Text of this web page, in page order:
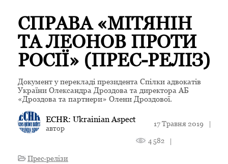
СПРАВА «МІТЯНІН
ТА ЛЕОНОВ ПРОТИ
РОСІЇ» (ПРЕС-РЕЛІЗ)
Документ у перекладі президента Спілки адвокатів
України Олександра Дроздова та директора АБ
«Дроздова та партнери» Олени Дроздової.
ECHR: Ukrainian Aspect
автор
17 Травня 2019 |
4 582
|
Прес-релізи